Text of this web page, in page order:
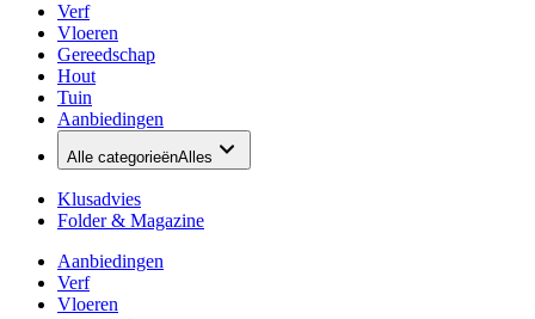
Verf
Vloeren
Gereedschap
Hout
Tuin
Aanbiedingen
Alle categorieënAlles
Klusadvies
Folder & Magazine
Aanbiedingen
Verf
Vloeren